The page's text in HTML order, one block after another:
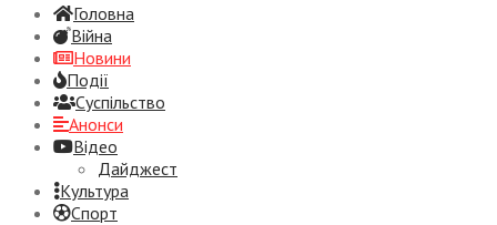
Головна
Війна
Новини
Події
Суспiльство
Анонси
Відео
Дайджест
Культура
Спорт